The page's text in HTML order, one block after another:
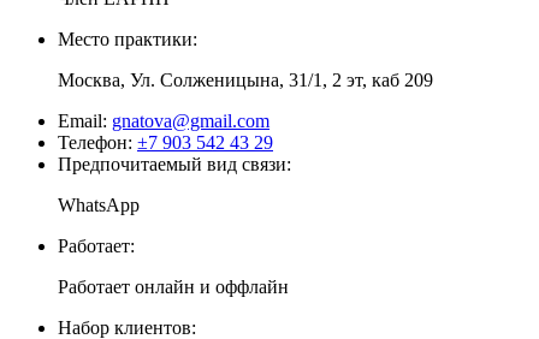
Место практики:
Москва, Ул. Солженицына, 31/1, 2 эт, каб 209
Email: gnatova@gmail.com
Телефон: ±7 903 542 43 29
Предпочитаемый вид связи:
WhatsApp
Работает:
Работает онлайн и оффлайн
Набор клиентов: